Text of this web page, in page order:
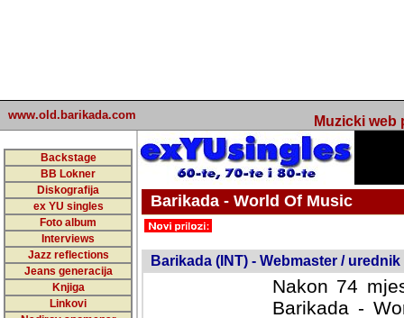
www.old.barikada.com Muzicki web
Backstage
BB Lokner
Diskografija
ex YU singles
Foto album
Interviews
Jazz reflections
Jeans generacija
Knjiga
Linkovi
Barikada - World Of Music
Barikada (INT) - Webmaster / urednik
Nakon 74
Barikada -